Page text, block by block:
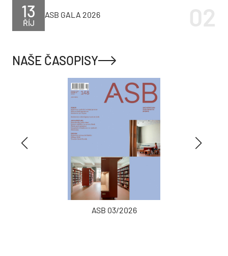
ŘÍJ
13 ASB GALA 2026
NAŠE ČASOPISY
ASB 03/2026